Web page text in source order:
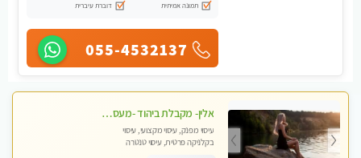
תמונה אמיתית
דוברת עיברית
055-4532137
אלין- מקבלת ביהוד -מעסה פרטית ואיכותית לבד ביהוד . עיסוי מפנק אצלי ביהוד
עיסוי מפנק, עיסוי מקצועי, עיסוי
בקלניקה פרטית, עיסוי טנטרה